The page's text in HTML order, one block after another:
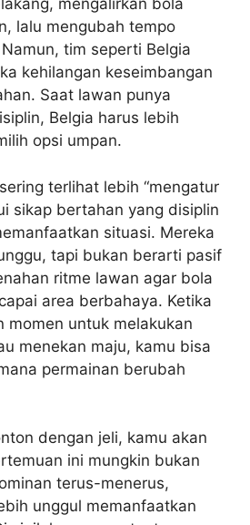
mengalirkan bola
lalu mengubah tempo
tim seperti Belgia
kehilangan keseimbangan
Saat lawan punya
Belgia harus lebih
opsi umpan.
terlihat lebih “mengatur
sikap bertahan yang disiplin
situasi. Mereka
tapi bukan berarti pasif
ritme lawan agar bola
area berbahaya. Ketika
momen untuk melakukan
menekan maju, kamu bisa
permainan berubah
dengan jeli, kamu akan
ini mungkin bukan
terus-menerus,
unggul memanfaatkan